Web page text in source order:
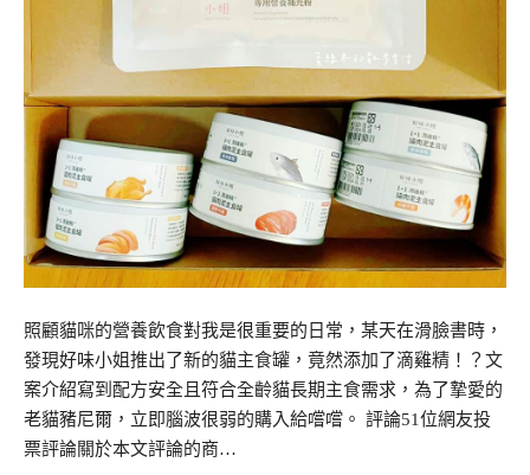
照顧貓咪的營養飲食對我是很重要的日常，某天在滑臉書時，
發現好味小姐推出了新的貓主食罐，竟然添加了滴雞精！？文
案介紹寫到配方安全且符合全齡貓長期主食需求，為了摯愛的
老貓豬尼爾，立即腦波很弱的購入給嚐嚐。 評論51位網友投
票評論關於本文評論的商…